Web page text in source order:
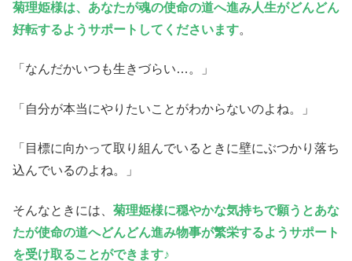
菊理姫様は、あなたが魂の使命の道へ進み人生がどんどん
好転するようサポートしてくださいます。
「なんだかいつも生きづらい…。」
「自分が本当にやりたいことがわからないのよね。」
「目標に向かって取り組んでいるときに壁にぶつかり落ち
込んでいるのよね。」
そんなときには、 菊理姫様に穏やかな気持ちで願うとあな
たが使命の道へどんどん進み物事が繁栄するようサポート
を受け取ることができます♪